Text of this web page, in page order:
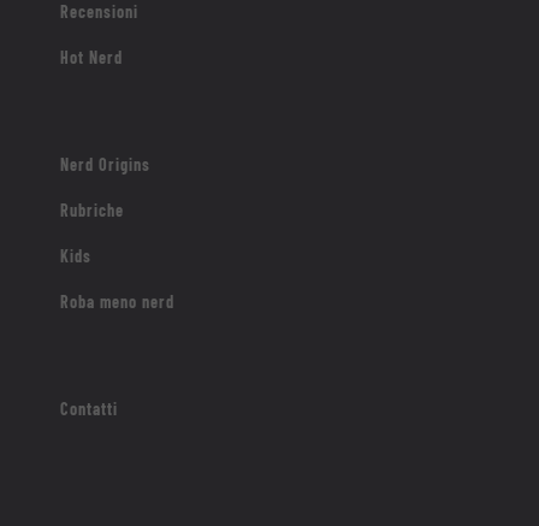
Recensioni
Hot Nerd
Nerd Origins
Rubriche
Kids
Roba meno nerd
Contatti